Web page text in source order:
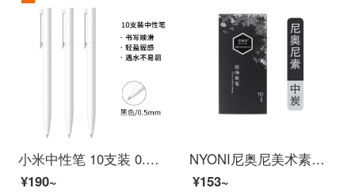
小米中性笔 10支装 0.5mm 商务办公学生中性笔会议笔
¥190~
NYONI尼奥尼美术素描速写碳笔软中硬性绘画专用不易断芯专业绘画碳笔画画笔美术生专用考试用笔 尼奥尼碳笔抽屉盒（中）
¥153~